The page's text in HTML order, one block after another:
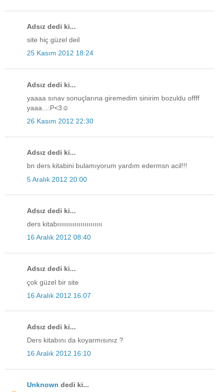
Adsız dedi ki...
site hiç güzel deil
25 Kasım 2012 18:24
Adsız dedi ki...
yaaaa sınav sonuçlarına giremedim sinirim bozuldu offff
yaaa...:P<3☺
26 Kasım 2012 22:30
Adsız dedi ki...
bn ders kitabini bulamıyorum yardım edermsn acil!!!
5 Aralık 2012 20:00
Adsız dedi ki...
ders kitabııııııııııııııııııııııı
16 Aralık 2012 08:40
Adsız dedi ki...
çok güzel bir site
16 Aralık 2012 16:07
Adsız dedi ki...
Ders kitabını da koyarmısınız ?
16 Aralık 2012 16:10
Unknown dedi ki...